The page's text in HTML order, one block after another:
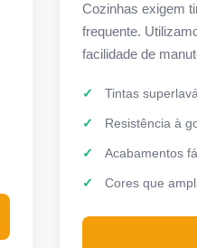
Cozinhas exigem
frequente.
facilidade de
Tintas
Resistência à
Acabamentos
Cores que